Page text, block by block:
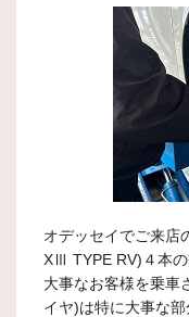
オデッセイでご来店
XⅢ TYPE RV)４本
大事なお客様を乗車
イヤ)は特に大事な